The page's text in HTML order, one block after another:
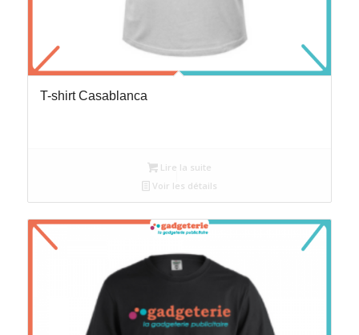
T-shirt Casablanca
Lire la suite
Voir les détails